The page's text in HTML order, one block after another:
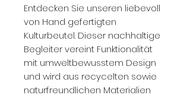
Entdecken Sie unseren liebevoll
von Hand gefertigten
Kulturbeutel. Dieser nachhaltige
Begleiter vereint Funktionalität
mit umweltbewusstem Design
und wird aus recycelten sowie
naturfreundlichen Materialien